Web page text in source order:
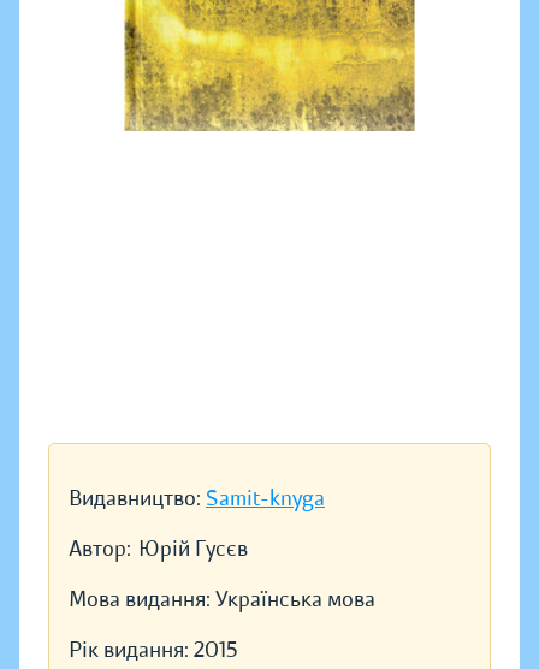
Видавництво: Samit-knyga
Автор: Юрій Гусєв
Мова видання: Українська мова
Рік видання: 2015